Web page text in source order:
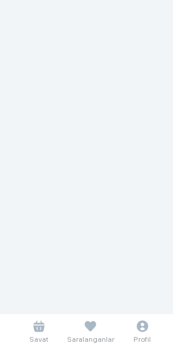
Savat Saralanganlar Profil